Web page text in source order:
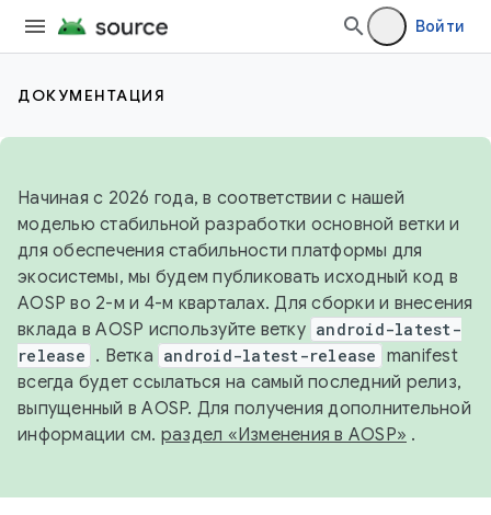
Войти
ДОКУМЕНТАЦИЯ
Начиная с 2026 года, в соответствии с нашей
моделью стабильной разработки основной ветки и
для обеспечения стабильности платформы для
экосистемы, мы будем публиковать исходный код в
AOSP во 2-м и 4-м кварталах. Для сборки и внесения
вклада в AOSP используйте ветку android-latest-
release . Ветка android-latest-release manifest
всегда будет ссылаться на самый последний релиз,
выпущенный в AOSP. Для получения дополнительной
информации см. раздел «Изменения в AOSP» .